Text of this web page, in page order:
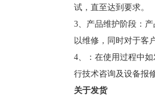
试，直至达到要求。
3、产品维护阶段：
以维修，同时对于客
4、：在使用过程中
行技术咨询及设备报
关于发货